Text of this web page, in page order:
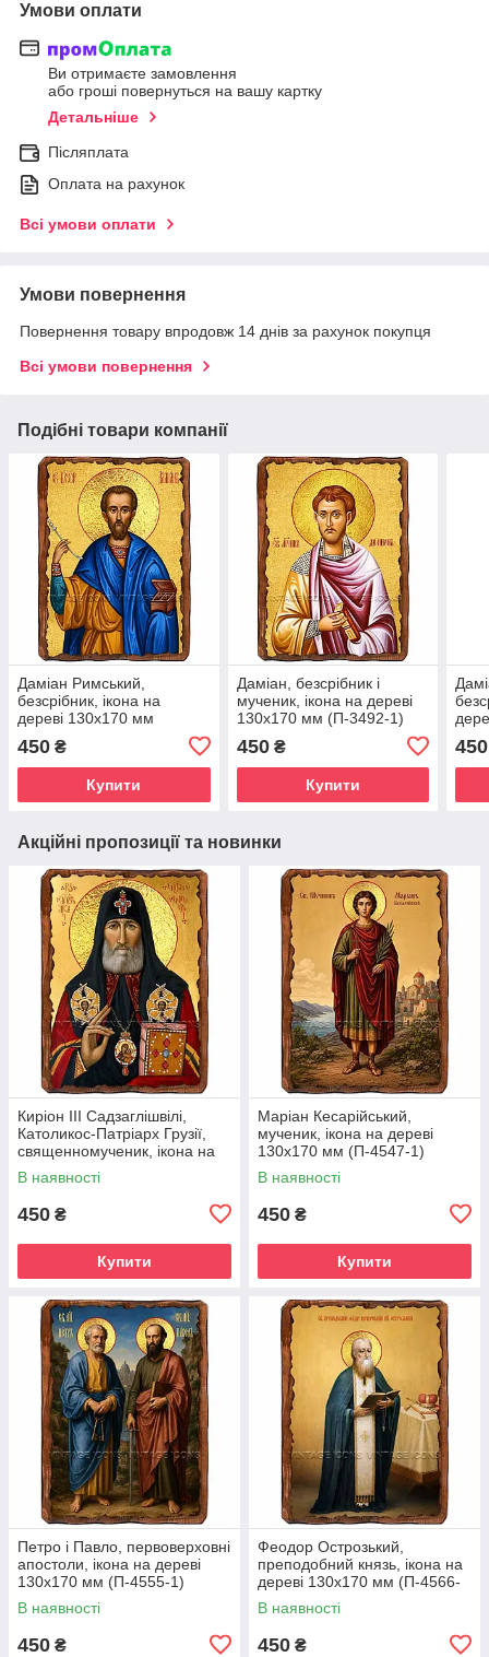
Умови оплати
Ви отримаєте замовлення
або гроші повернуться на вашу картку
Детальніше
Післяплата
Оплата на рахунок
Всі умови оплати
Умови повернення
Повернення товару впродовж 14 днів за рахунок покупця
Всі умови повернення
Подібні товари компанії
Даміан Римський,
безсрібник, ікона на
дереві 130х170 мм
450 ₴
Купити
Даміан, безсрібник і
мученик, ікона на дереві
130х170 мм (П-3492-1)
450₴
Купити
450
Акційні пропозиції та новинки
Киріон III Садзаглішвілі,
Католикос-Патріарх Грузії,
священномученик, ікона на
дереві 130х170 мм (П-4544-
1)
В наявності
450 ₴
Купити
Маріан Кесарійський,
мученик, ікона на дереві
130х170 мм (П-4547-1)
В наявності
450 ₴
Купити
Петро і Павло, первоверховні
апостоли, ікона на дереві
130х170 мм (П-4555-1)
В наявності
450 ₴
Феодор Острозький,
преподобний князь, ікона на
дереві 130х170 мм (П-4566-
1)
В наявності
450 ₴